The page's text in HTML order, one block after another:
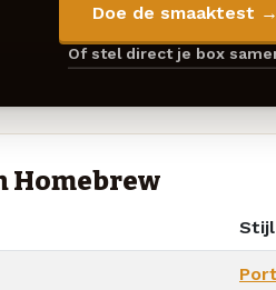
Doe de smaaktest
Of stel direct je box
Homebrew
Stijl